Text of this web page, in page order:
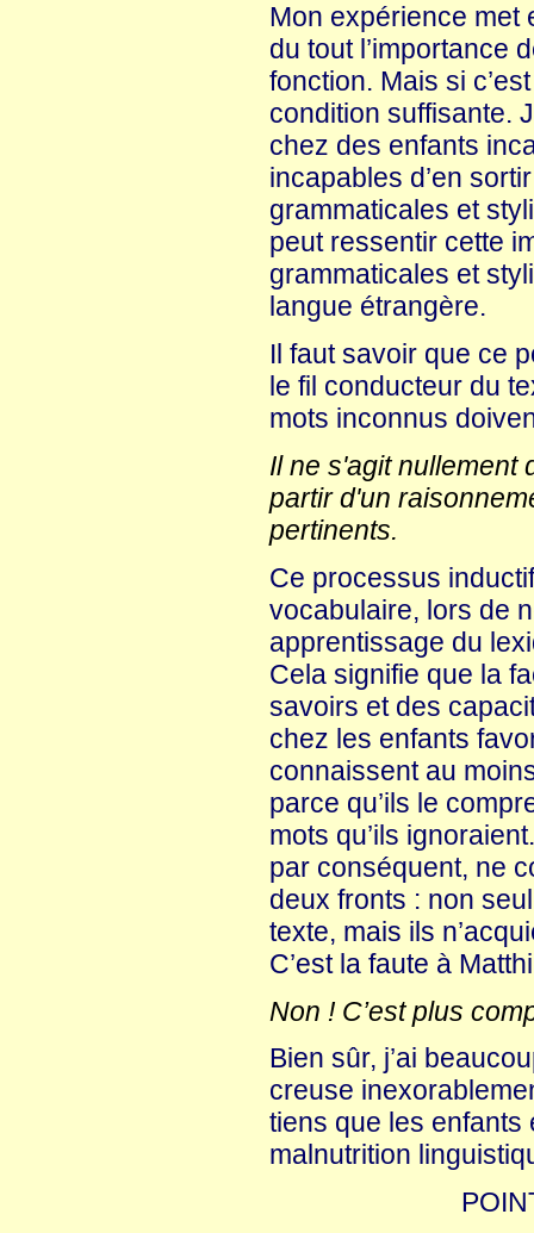
Mon expérience met
du tout l’importance
fonction. Mais si
condition suffisante.
chez des enfants
incapables d’en
grammaticales et
peut ressentir cette
grammaticales et
langue étrangère.
Il faut savoir que ce
le fil conducteur du
mots inconnus
Il ne s'agit nullement
partir d'un
pertinents.
Ce processus
vocabulaire, lors de
apprentissage du
Cela signifie que la
savoirs et des
chez les enfants
connaissent au
parce qu’ils le
mots qu’ils
par conséquent, ne
deux fronts : non
texte, mais ils
C’est la faute à
Non ! C’est plus
Bien sûr, j’ai
creuse
tiens que les enfants
malnutrition